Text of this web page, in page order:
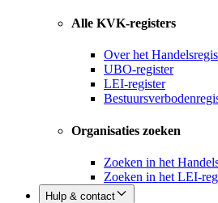
Alle KVK-registers
Over het
UBO-register
LEI-register
Organisaties zoeken
Zoeken in het
Zoeken in het LEI-
Hulp & contact